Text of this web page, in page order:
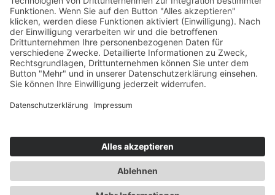
Newsletter
Verpassen Sie keine Neuigkeiten,
Angebote und Gutscheine!
Jetzt anmelden und10 EUR Gutscheinsichern!
Abmeldung jederzeit möglich.
Verkauf nur an Unternehmer,